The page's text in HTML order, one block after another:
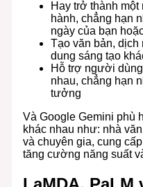
Hay trở thành
hành, chẳng hạn
ngày của bạn
Tạo văn bản, dịch
dung sáng tạo
Hỗ trợ người
nhau, chẳng hạn
tưởng
Và Google Gemini phù
khác nhau như: nhà
và chuyên gia, cung
tăng cường năng suất